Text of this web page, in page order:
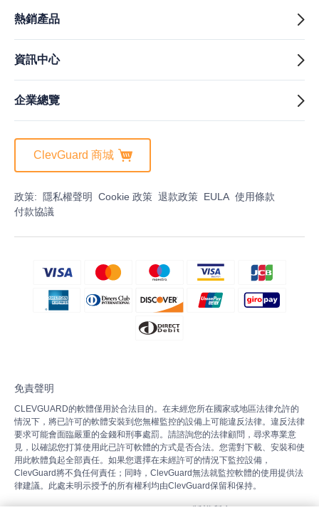
熱銷產品
資訊中心
企業總覽
ClevGuard 商城
政策: 隱私權聲明 Cookie 政策 退款政策 EULA 使用條款
付款協議
免責聲明
CLEVGUARD的軟體僅用於合法目的。在未經您所在國家或地區法律允許的
情況下，將已許可的軟體安裝到您無權監控的設備上可能違反法律。違反法律
要求可能會面臨嚴重的金錢和刑事處罰。請諮詢您的法律顧問，尋求專業意
見，以確認您打算使用此已許可軟體的方式是否合法。您需對下載、安裝和使
用此軟體負起全部責任。如果您選擇在未經許可的情況下監控設備，
ClevGuard將不負任何責任；同時，ClevGuard無法就監控軟體的使用提供法
律建議。此處未明示授予的所有權利均由ClevGuard保留和保持。